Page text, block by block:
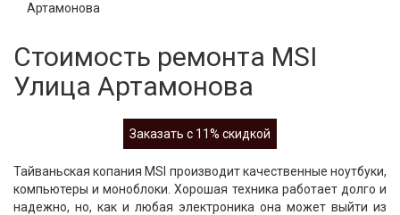
Артамонова
Стоимость ремонта MSI
Улица Артамонова
Заказать с 11% скидкой
Тайваньская копания MSI производит качественные ноутбуки,
компьютеры и моноблоки. Хорошая техника работает долго и
надежно, но, как и любая электроника она может выйти из